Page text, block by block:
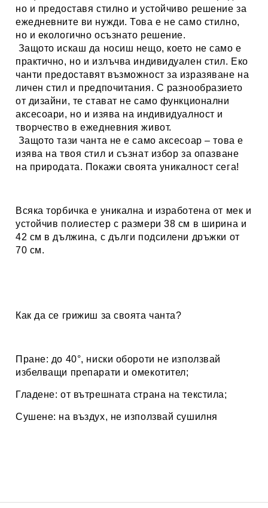
но и предоставя стилно и устойчиво решение за
ежедневните ви нужди. Това е не само стилно,
но и екологично осъзнато решение.
Защото искаш да носиш нещо, което не само е
практично, но и излъчва индивидуален стил. Еко
чанти предоставят възможност за изразяване на
личен стил и предпочитания. С разнообразието
от дизайни, те стават не само функционални
аксесоари, но и изява на индивидуалност и
творчество в ежедневния живот.
Защото тази чанта не е само аксесоар – това е
изява на твоя стил и съзнат избор за опазване
на природата. Покажи своята уникалност сега!
Всяка торбичка е уникална и изработена от мек и
устойчив полиестер с размери 38 см в ширина и
42 см в дължина, с дълги подсилени дръжки от
70 см.
Как да се грижиш за своята чанта?
Пране: до 40°, ниски обороти не използвай
избелващи препарати и омекотител;
Гладене: от вътрешната страна на текстила;
Сушене: на въздух, не използвай сушилня